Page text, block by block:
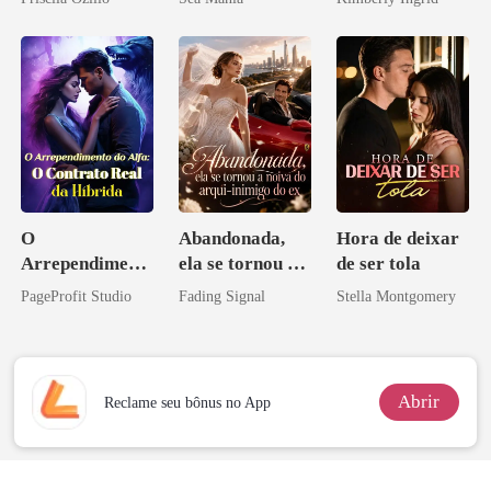
O
Arrependiment
o do Alfa: O
PageProfit Studio
Abandonada,
ela se tornou a
noiva do arqui-
Fading Signal
Hora de deixar
de ser tola
Stella Montgomery
Reclame seu bônus no App Abrir